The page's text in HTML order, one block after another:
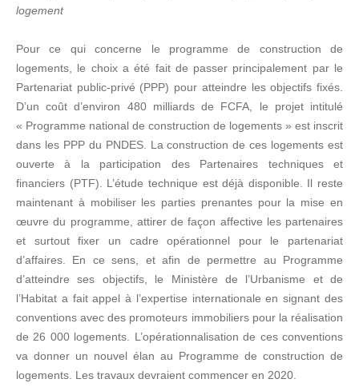
logement
Pour ce qui concerne le programme de construction de
logements, le choix a été fait de passer principalement par le
Partenariat public-privé (PPP) pour atteindre les objectifs fixés.
D’un coût d’environ 480 milliards de FCFA, le projet intitulé
« Programme national de construction de logements » est inscrit
dans les PPP du PNDES. La construction de ces logements est
ouverte à la participation des Partenaires techniques et
financiers (PTF). L’étude technique est déjà disponible. Il reste
maintenant à mobiliser les parties prenantes pour la mise en
œuvre du programme, attirer de façon affective les partenaires
et surtout fixer un cadre opérationnel pour le partenariat
d’affaires. En ce sens, et afin de permettre au Programme
d’atteindre ses objectifs, le Ministère de l’Urbanisme et de
l’Habitat a fait appel à l’expertise internationale en signant des
conventions avec des promoteurs immobiliers pour la réalisation
de 26 000 logements. L’opérationnalisation de ces conventions
va donner un nouvel élan au Programme de construction de
logements. Les travaux devraient commencer en 2020.